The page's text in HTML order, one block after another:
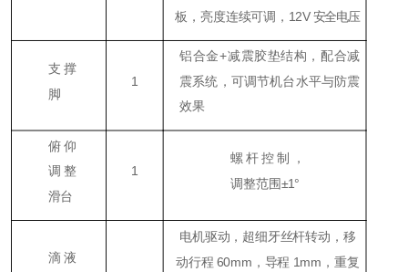
板，亮度连续可调， 12V安全电压
支撑
脚
1
铝合金+减震胶垫结构，配合减
震系统，可调节机台水平与防震
效果
俯仰
调整
滑台
1
螺杆控制，
调整范围±1°
滴液
电机驱动，超细牙丝杆转动，移
动行程 60mm，导程 1mm，重复